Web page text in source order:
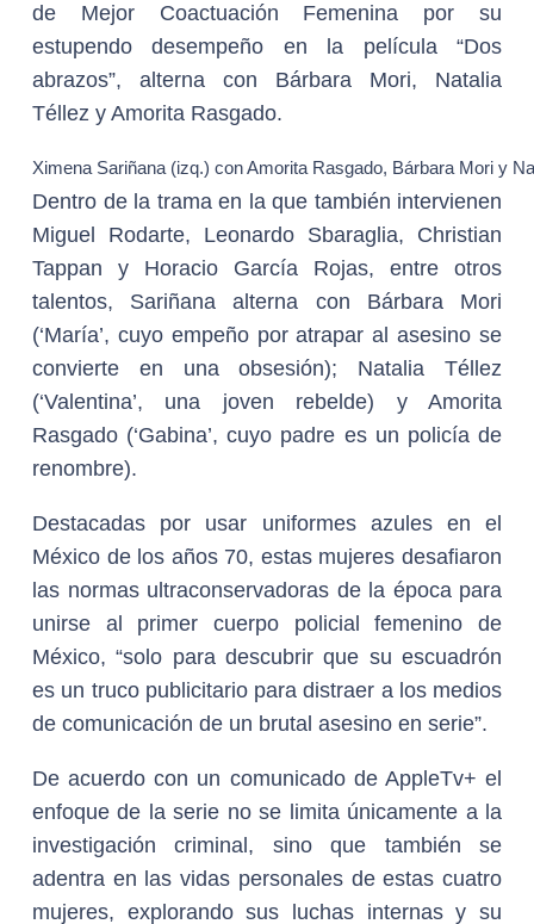
de Mejor Coactuación Femenina por su
estupendo desempeño en la película “Dos
abrazos”, alterna con Bárbara Mori, Natalia
Téllez y Amorita Rasgado.
Ximena Sariñana (izq.) con Amorita Rasgado, Bárbara Mori y
Dentro de la trama en la que también intervienen
Miguel Rodarte, Leonardo Sbaraglia, Christian
Tappan y Horacio García Rojas, entre otros
talentos, Sariñana alterna con Bárbara Mori
(‘María’, cuyo empeño por atrapar al asesino se
convierte en una obsesión); Natalia Téllez
(‘Valentina’, una joven rebelde) y Amorita
Rasgado (‘Gabina’, cuyo padre es un policía de
renombre).
Destacadas por usar uniformes azules en el
México de los años 70, estas mujeres desafiaron
las normas ultraconservadoras de la época para
unirse al primer cuerpo policial femenino de
México, “solo para descubrir que su escuadrón
es un truco publicitario para distraer a los medios
de comunicación de un brutal asesino en serie”.
De acuerdo con un comunicado de AppleTv+ el
enfoque de la serie no se limita únicamente a la
investigación criminal, sino que también se
adentra en las vidas personales de estas cuatro
mujeres, explorando sus luchas internas y su